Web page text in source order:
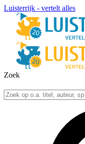
Luisterrijk - vertelt alles
Zoek